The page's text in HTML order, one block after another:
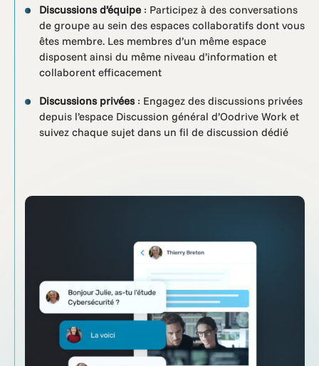
Discussions d’équipe : Participez à des conversations
de groupe au sein des espaces collaboratifs dont vous
êtes membre. Les membres d’un même espace
disposent ainsi du même niveau d’information et
collaborent efficacement
Discussions privées: Engagez des discussions privées
depuis l’espace Discussion général d’Oodrive Work et
suivez chaque sujet dans un fil de discussion dédié